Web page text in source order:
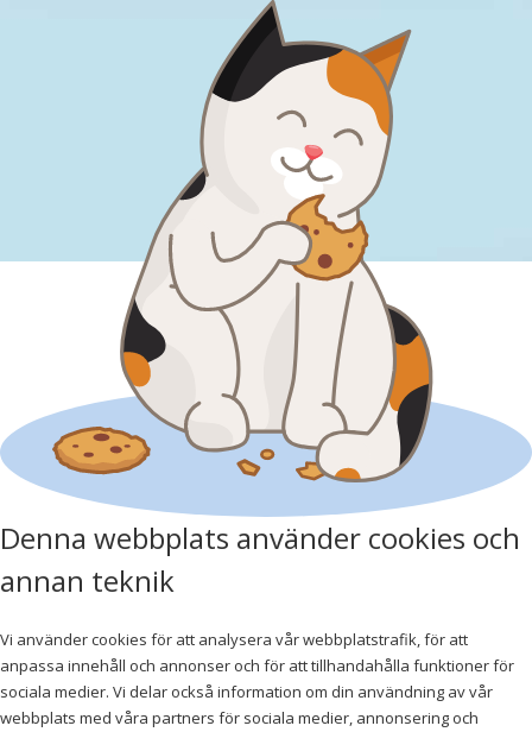
Denna webbplats använder cookies och
annan teknik
Vi använder cookies för att analysera vår webbplatstrafik, för att
anpassa innehåll och annonser och för att tillhandahålla funktioner för
sociala medier. Vi delar också information om din användning av vår
webbplats med våra partners för sociala medier, annonsering och